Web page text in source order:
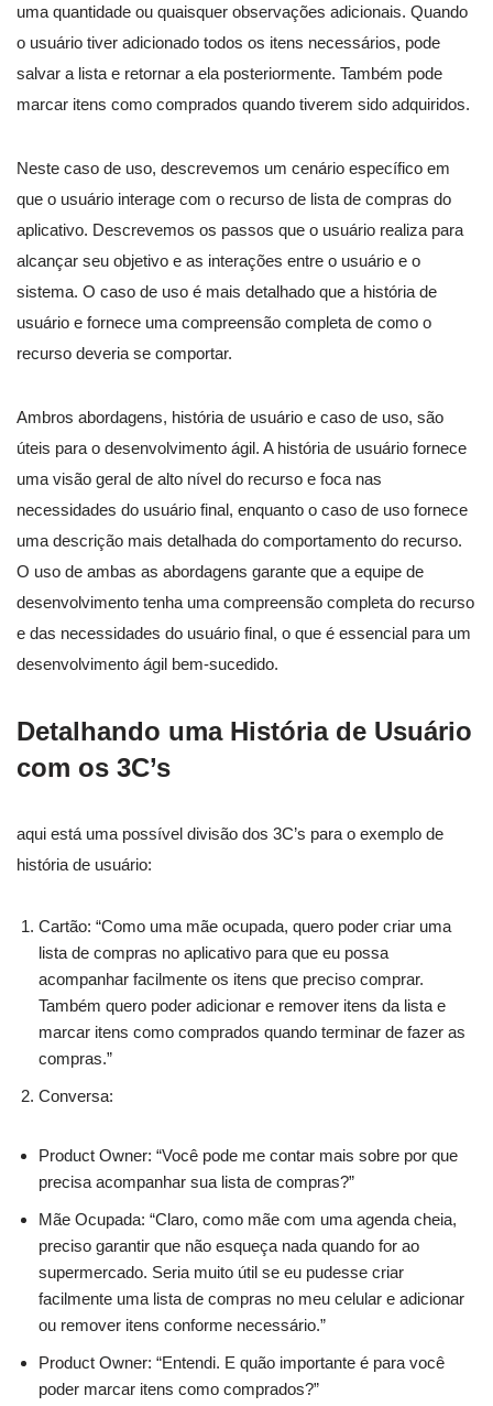
uma quantidade ou quaisquer observações adicionais. Quando
o usuário tiver adicionado todos os itens necessários, pode
salvar a lista e retornar a ela posteriormente. Também pode
marcar itens como comprados quando tiverem sido adquiridos.
Neste caso de uso, descrevemos um cenário específico em
que o usuário interage com o recurso de lista de compras do
aplicativo. Descrevemos os passos que o usuário realiza para
alcançar seu objetivo e as interações entre o usuário e o
sistema. O caso de uso é mais detalhado que a história de
usuário e fornece uma compreensão completa de como o
recurso deveria se comportar.
Ambros abordagens, história de usuário e caso de uso, são
úteis para o desenvolvimento ágil. A história de usuário fornece
uma visão geral de alto nível do recurso e foca nas
necessidades do usuário final, enquanto o caso de uso fornece
uma descrição mais detalhada do comportamento do recurso.
O uso de ambas as abordagens garante que a equipe de
desenvolvimento tenha uma compreensão completa do recurso
e das necessidades do usuário final, o que é essencial para um
desenvolvimento ágil bem-sucedido.
Detalhando uma História de Usuário
com os 3C’s
aqui está uma possível divisão dos 3C’s para o exemplo de
história de usuário:
Cartão: “Como uma mãe ocupada, quero poder criar uma
lista de compras no aplicativo para que eu possa
acompanhar facilmente os itens que preciso comprar.
Também quero poder adicionar e remover itens da lista e
marcar itens como comprados quando terminar de fazer as
compras.”
Conversa:
Product Owner: “Você pode me contar mais sobre por que
precisa acompanhar sua lista de compras?”
Mãe Ocupada: “Claro, como mãe com uma agenda cheia,
preciso garantir que não esqueça nada quando for ao
supermercado. Seria muito útil se eu pudesse criar
facilmente uma lista de compras no meu celular e adicionar
ou remover itens conforme necessário.”
Product Owner: “Entendi. E quão importante é para você
poder marcar itens como comprados?”